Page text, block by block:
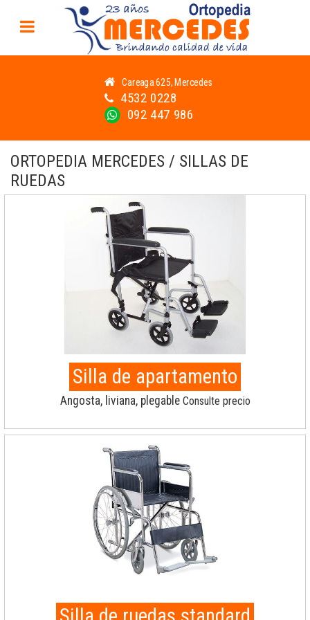
Careaga 625, Mercedes
4532 0228
092 447 986
ORTOPEDIA MERCEDES / SILLAS DE
RUEDAS
Silla de apartamento
Angosta, liviana, plegable Consulte precio